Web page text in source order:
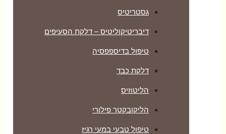
גסטריטיס
דיבריטיקוליטיס – דלקת הסעיפים
טיפול בדיספפסיה
דלקת כבד
הליטוזיס
הליקובקטר פילורי
טיפול טבעי במעי רגיז